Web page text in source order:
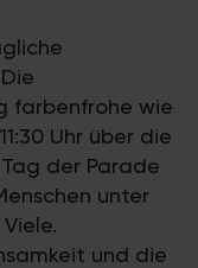
farbenfrohe wie
Uhr über die
der Parade
unter
und die